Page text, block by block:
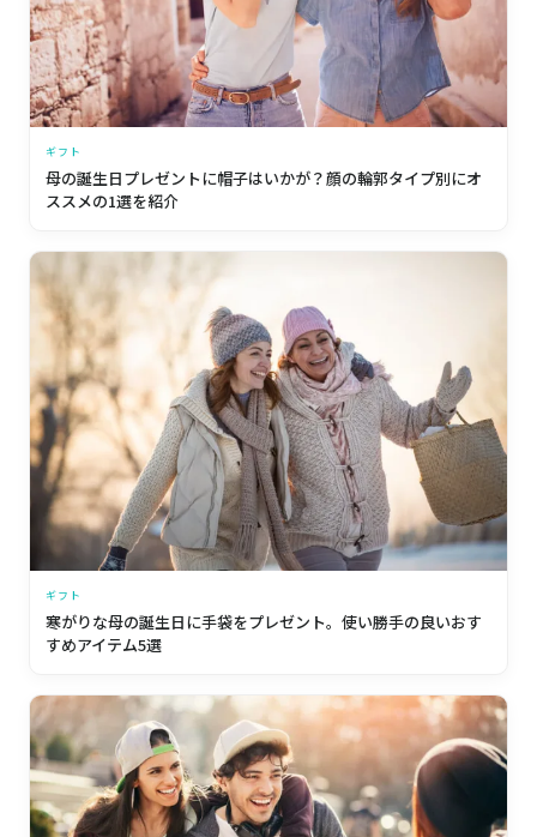
ギフト
母の誕生日プレゼントに帽子はいかが？顔の輪郭タイプ別にオ
ススメの1選を紹介
ギフト
寒がりな母の誕生日に手袋をプレゼント。使い勝手の良いおす
すめアイテム5選